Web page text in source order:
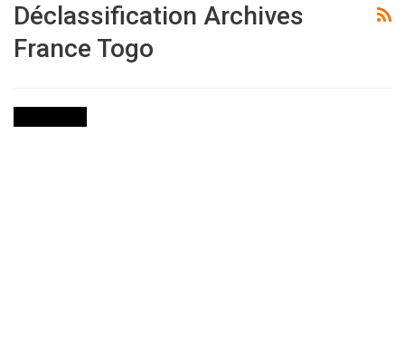
Déclassification Archives
France Togo